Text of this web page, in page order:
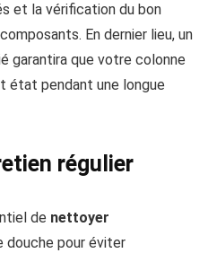
et la vérification du bon
En dernier lieu, un
garantira que votre colonne
état pendant une longue
régulier
de nettoyer
douche pour éviter